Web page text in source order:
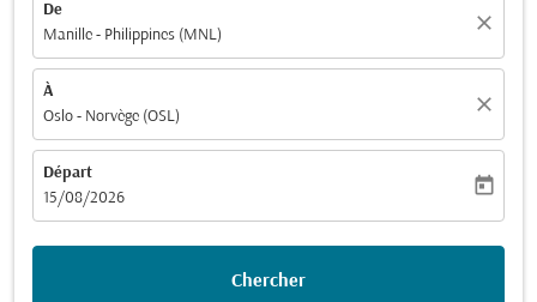
De
Manille - Philippines (MNL)
close
À
Oslo - Norvège (OSL)
close
Départ
fc-booking-departure-date-aria-label
15/08/2026
today
Chercher